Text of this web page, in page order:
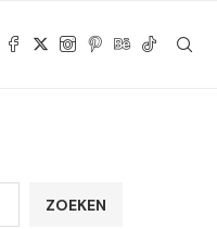
ZOEKEN